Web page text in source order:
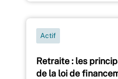
Retraite : les
de la loi de
Actif